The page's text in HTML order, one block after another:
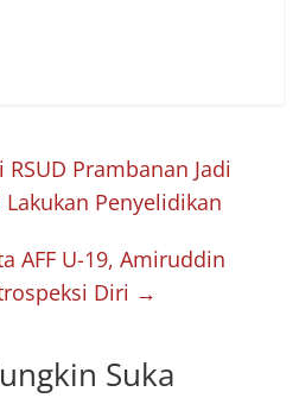
Prambanan Jadi
Penyelidikan
AFF U-19, Amiruddin
Diri →
Suka